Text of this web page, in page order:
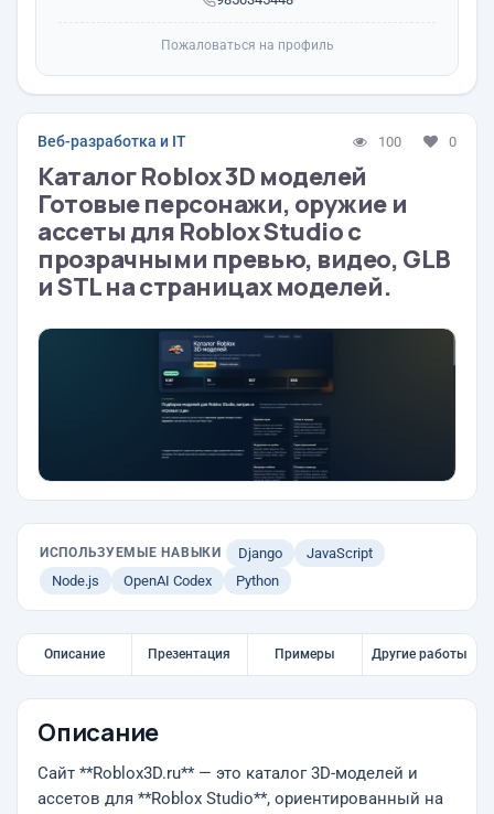
Пожаловаться на профиль
Веб-разработка и IT 100 0
Каталог Roblox 3D моделей
Готовые персонажи, оружие и
ассеты для Roblox Studio с
прозрачными превью, видео, GLB
и STL на страницах моделей.
ИСПОЛЬЗУЕМЫЕ НАВЫКИ Django
JavaScript
Node.js
OpenAI Codex Python
Описание Презентация Примеры Другие работы
Описание
Сайт **Roblox3D.ru** — это каталог 3D-моделей и
ассетов для **Roblox Studio**, ориентированный на